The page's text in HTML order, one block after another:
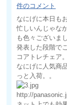
件のコメント
なにげに本日も
忙しいんじゃな
も色々ございま
発表した段階で
コアトレチェア。
なにげに人気商
っと入荷。。
http://